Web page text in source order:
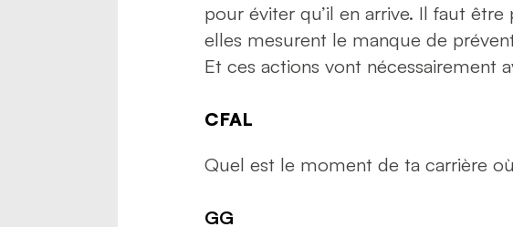
pour éviter qu’il en arrive. Il faut être
elles mesurent le manque de
Et ces actions vont nécessairement
CFAL
Quel est le moment de ta carrière
GG